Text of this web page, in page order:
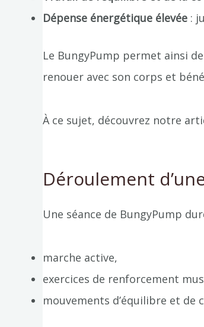
Dépense énergétique élevée :
Le BungyPump permet ainsi de
renouer avec son corps et
À ce sujet, découvrez notre
Déroulement
Une séance de BungyPump
marche active,
exercices de renforcement
mouvements d’équilibre et de